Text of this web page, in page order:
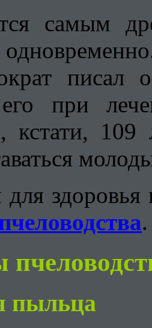
самым
писал
при
кстати, 109
.
пыльца